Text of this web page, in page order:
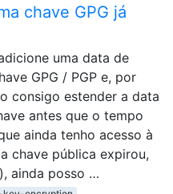
chave GPG já
uma data de
GPG / PGP e, por
consigo estender a data
antes que o tempo
ainda tenho acesso à
chave pública expirou,
ainda posso …